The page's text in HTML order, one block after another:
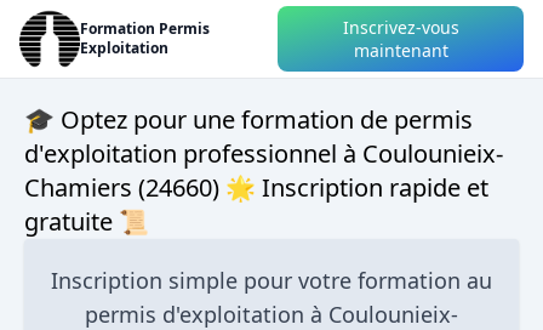
Formation Permis
Exploitation
Inscrivez-vous
maintenant
🎓 Optez pour une formation de permis
d'exploitation professionnel à Coulounieix-
Chamiers (24660) 🌟 Inscription rapide et
gratuite 📜
Inscription simple pour votre formation au
permis d'exploitation à Coulounieix-